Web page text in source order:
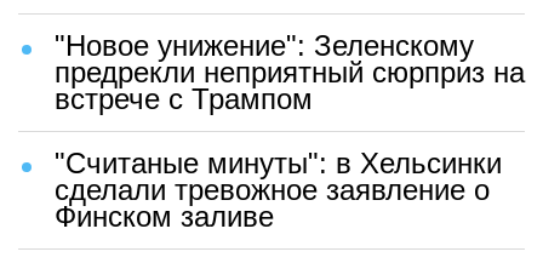
"Новое унижение": Зеленскому
предрекли неприятный сюрприз на
встрече с Трампом
"Считаные минуты": в Хельсинки
сделали тревожное заявление о
Финском заливе